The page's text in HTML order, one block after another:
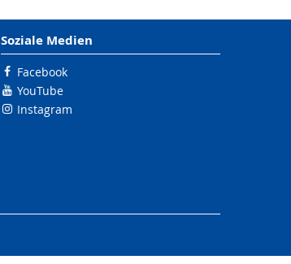
Soziale Medien
Facebook
YouTube
Instagram